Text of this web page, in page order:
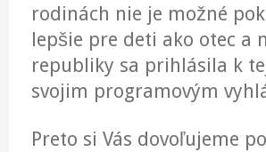
rodinách nie je možné
lepšie pre deti ako otec a
republiky sa prihlásila k
svojim programovým
Preto si Vás dovoľujeme